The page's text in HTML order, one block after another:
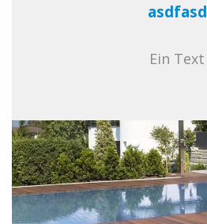
asdfasd
Ein Text